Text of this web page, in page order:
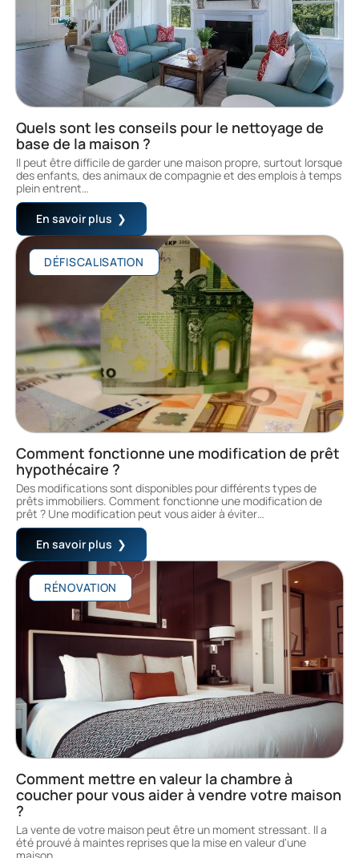
Quels sont les conseils pour le nettoyage de
base de la maison ?
Il peut être difficile de garder une maison propre, surtout lorsque
des enfants, des animaux de compagnie et des emplois à temps
plein entrent…
En savoir plus
DÉFISCALISATION
Comment fonctionne une modification de prêt
hypothécaire ?
Des modifications sont disponibles pour différents types de
prêts immobiliers. Comment fonctionne une modification de
prêt ? Une modification peut vous aider à éviter…
En savoir plus
RÉNOVATION
Comment mettre en valeur la chambre à
coucher pour vous aider à vendre votre maison
?
La vente de votre maison peut être un moment stressant. Il a
été prouvé à maintes reprises que la mise en valeur d'une